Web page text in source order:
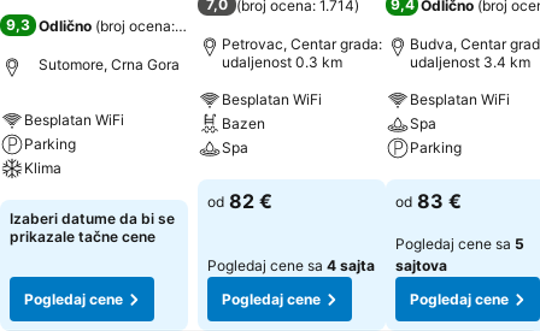
9,3 Odlično (broj ocena: 88
Sutomore, Crna Gora
Besplatan WiFi
Parking
Klima
Pogledaj cene
Izaberi datume da bi se
prikazale tačne cene
Pogledaj cene
7,0 (broj ocena: 1.714)
Petrovac, Centar grada:
udaljenost 0.3 km
Besplatan WiFi
Bazen
Spa
Pogledaj cene
od 82 €
Pogledaj cene sa 4 sajta
Pogledaj cene
9,4 Odlično (broj
Budva, Centar
udaljenost 3.4 km
Besplatan WiFi
Spa
Parking
Pogledaj cene
od 83 €
Pogledaj cene sa 5
sajtova
Pogledaj cene